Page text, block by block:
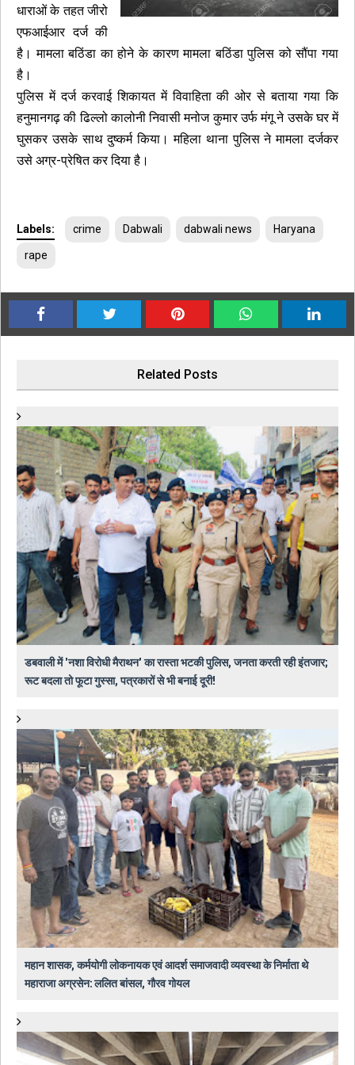
धाराओं के तहत जीरो
एफआईआर दर्ज की
है। मामला बठिंडा का होने के कारण मामला बठिंडा पुलिस को सौंपा गया
है।
पुलिस में दर्ज करवाई शिकायत में विवाहिता की ओर से बताया गया कि
हनुमानगढ़ की ढिल्लो कालोनी निवासी मनोज कुमार उर्फ मंगू ने उसके घर में
घुसकर उसके साथ दुष्कर्म किया। महिला थाना पुलिस ने मामला दर्जकर
उसे अग्र-प्रेषित कर दिया है।
Labels: crime Dabwali dabwali news Haryana
rape
Related Posts
डबवाली में 'नशा विरोधी मैराथन' का रास्ता भटकी पुलिस, जनता करती रही इंतजार;
रूट बदला तो फूटा गुस्सा, पत्रकारों से भी बनाई दूरी!
महान शासक, कर्मयोगी लोकनायक एवं आदर्श समाजवादी व्यवस्था के निर्माता थे
महाराजा अग्रसेन: ललित बांसल, गौरव गोयल